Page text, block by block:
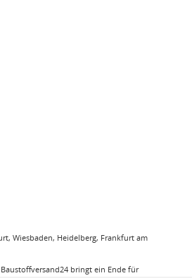
Wiesbaden, Heidelberg, Frankfurt am
bringt ein Ende für